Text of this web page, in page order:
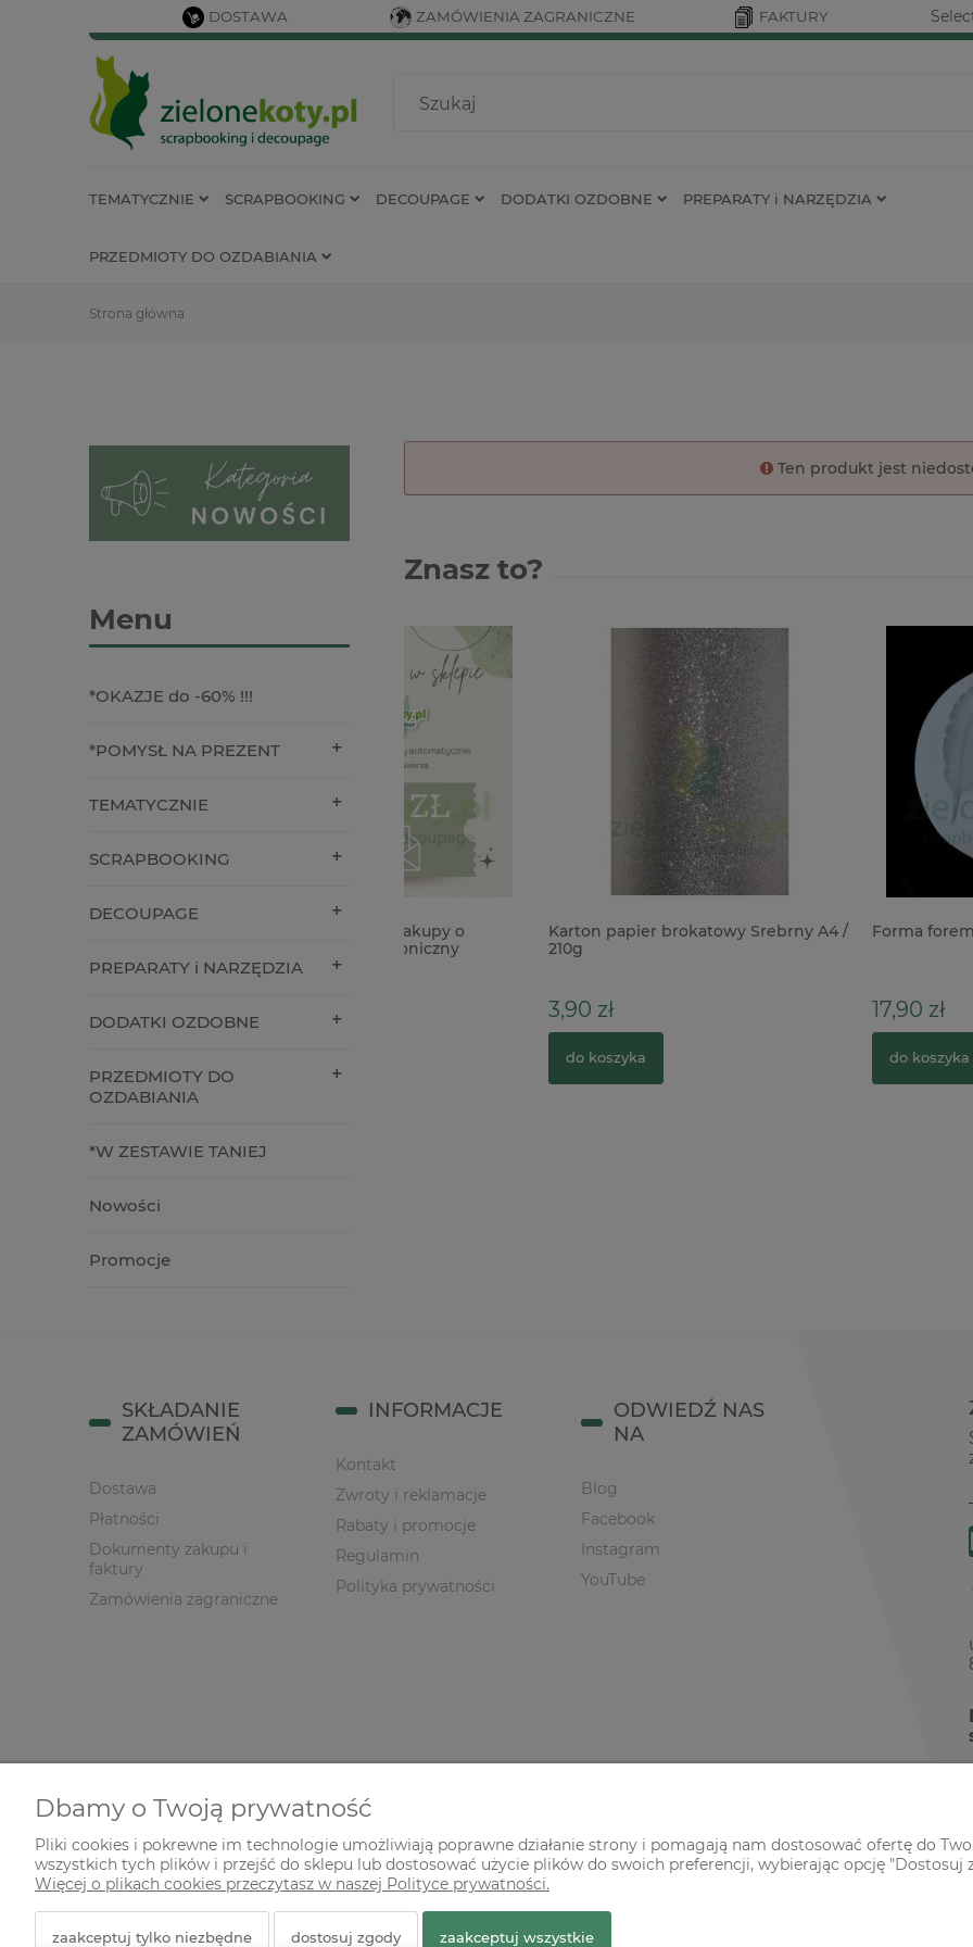
DOSTAWA ZAMÓWIENIA ZAGRANICZNE FAKTURY
TEMATYCZNIE SCRAPBOOKING DECOUPAGE DODATKI OZDOBNE PREPARATY i NARZĘDZIA
PRZEDMIOTY DO OZDABIANIA
Strona główna
Menu
*OKAZJE do -60% !!!
*POMYSŁ NA PREZENT
TEMATYCZNIE
SCRAPBOOKING
DECOUPAGE
PREPARATY i NARZĘDZIA
DODATKI OZDOBNE
PRZEDMIOTY DO
OZDABIANIA
*W ZESTAWIE TANIEJ
Nowości
Promocje
Ten produkt jest
Znasz to?
Karton papier brokatowy Srebrny A4 /
210g
Forma foremka silikonowa
SKŁADANIE
ZAMÓWIEŃ
Dostawa
Płatności
Dokumenty zakupu i
faktury
Zamówienia zagraniczne
INFORMACJE
Kontakt
Zwroty i reklamacje
Rabaty i promocje
Regulamin
Polityka prywatności
ODWIEDŹ NAS
NA
Blog
Facebook
Instagram
YouTube
© 2026 zielonekoty.pl. Wszelkie prawa zastrzeżone.
Dbamy o Twoją prywatność
Pliki cookies i pokrewne im technologie umożliwiają poprawne działanie strony i pomagają nam dostosować ofertę do
wszystkich tych plików i przejść do sklepu lub dostosować użycie plików do swoich preferencji, wybierając opcję "Dostosuj
Więcej o plikach cookies przeczytasz w naszej Polityce prywatności.
zaakceptuj tylko niezbędne dostosuj zgody zaakceptuj wszystkie